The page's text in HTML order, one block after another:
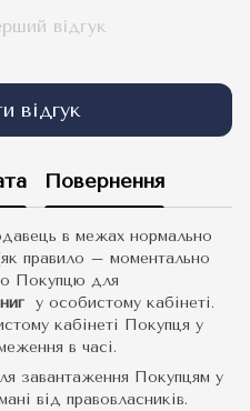
відгук
відгук
Повернення
в межах нормально
правило – моментально
Покупцю для
у особистому кабінеті.
кабінеті Покупця у
в часі.
завантаження Покупцям у
від правовласників.